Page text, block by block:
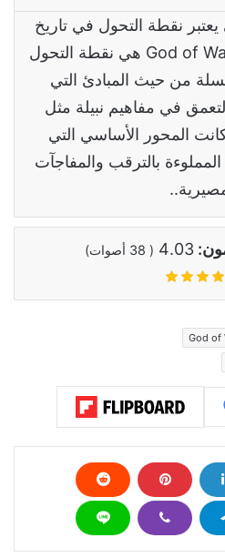
نقطة التحول في تاريخ
السلسلة. God of War Ragnarök هي نقطة التحول
من حيث المبادئ التي
في مفاهيم نبيلة مثل
المحور الأساسي التي
بالترقب والمفاجآت
4.03
(
38 أصوات)
God of